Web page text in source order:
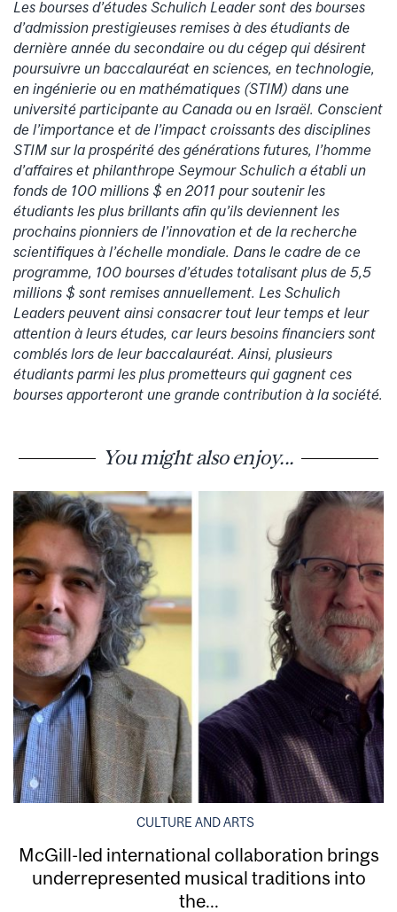
Les bourses d’études Schulich Leader sont des bourses
d’admission prestigieuses remises à des étudiants de
dernière année du secondaire ou du cégep qui désirent
poursuivre un baccalauréat en sciences, en technologie,
en ingénierie ou en mathématiques (STIM) dans une
université participante au Canada ou en Israël. Conscient
de l’importance et de l’impact croissants des disciplines
STIM sur la prospérité des générations futures, l’homme
d’affaires et philanthrope Seymour Schulich a établi un
fonds de 100 millions $ en 2011 pour soutenir les
étudiants les plus brillants afin qu’ils deviennent les
prochains pionniers de l’innovation et de la recherche
scientifiques à l’échelle mondiale. Dans le cadre de ce
programme, 100 bourses d’études totalisant plus de 5,5
millions $ sont remises annuellement. Les Schulich
Leaders peuvent ainsi consacrer tout leur temps et leur
attention à leurs études, car leurs besoins financiers sont
comblés lors de leur baccalauréat. Ainsi, plusieurs
étudiants parmi les plus prometteurs qui gagnent ces
bourses apporteront une grande contribution à la société.
You might also enjoy...
CULTURE AND ARTS
McGill-led international collaboration brings
underrepresented musical traditions into
the...